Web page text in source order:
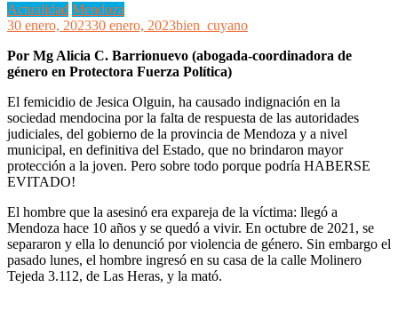
Actualidad Mendoza
30 enero, 202330 enero, 2023bien_cuyano
Por Mg Alicia C. Barrionuevo (abogada-coordinadora de
género en Protectora Fuerza Política)
El femicidio de Jesica Olguin, ha causado indignación en la
sociedad mendocina por la falta de respuesta de las autoridades
judiciales, del gobierno de la provincia de Mendoza y a nivel
municipal, en definitiva del Estado, que no brindaron mayor
protección a la joven. Pero sobre todo porque podría HABERSE
EVITADO!
El hombre que la asesinó era expareja de la víctima: llegó a
Mendoza hace 10 años y se quedó a vivir. En octubre de 2021, se
separaron y ella lo denunció por violencia de género. Sin embargo el
pasado lunes, el hombre ingresó en su casa de la calle Molinero
Tejeda 3.112, de Las Heras, y la mató.